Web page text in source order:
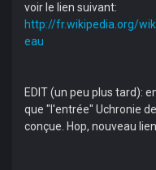
voir le lien suivant:
http://fr.wikipedia.org/
eau
EDIT (un peu plus tard):
que "l'entrée" Uchronie
conçue. Hop, nouveau